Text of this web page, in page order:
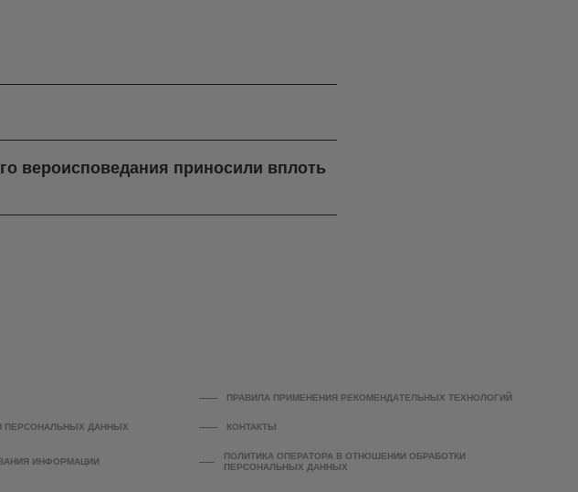
вероисповедания приносили вплоть
ПРАВИЛА ПРИМЕНЕНИЯ РЕКОМЕНДАТЕЛЬНЫХ ТЕХНОЛОГИЙ
ПЕРСОНАЛЬНЫХ ДАННЫХ КОНТАКТЫ
ИНФОРМАЦИИ
ПОЛИТИКА ОПЕРАТОРА В ОТНОШЕНИИ ОБРАБОТКИ
ПЕРСОНАЛЬНЫХ ДАННЫХ